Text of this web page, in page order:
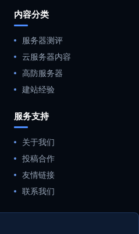
内容分类
服务器测评
云服务器内容
高防服务器
建站经验
服务支持
关于我们
投稿合作
友情链接
联系我们